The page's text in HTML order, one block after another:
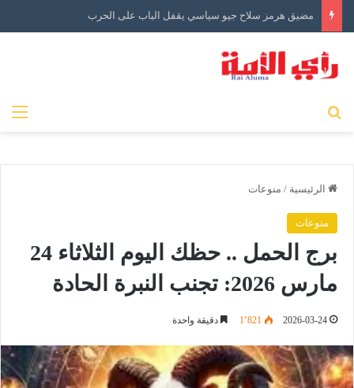
مضيق هرمز سلاح جيو سياسي يقفل الباب على الحرب
الرئيسية / منوعات
منوعات
برج الحمل .. حظك اليوم الثلاثاء 24
مارس 2026: تجنب النبرة الحادة
2026-03-24 1٬821 دقيقة واحدة